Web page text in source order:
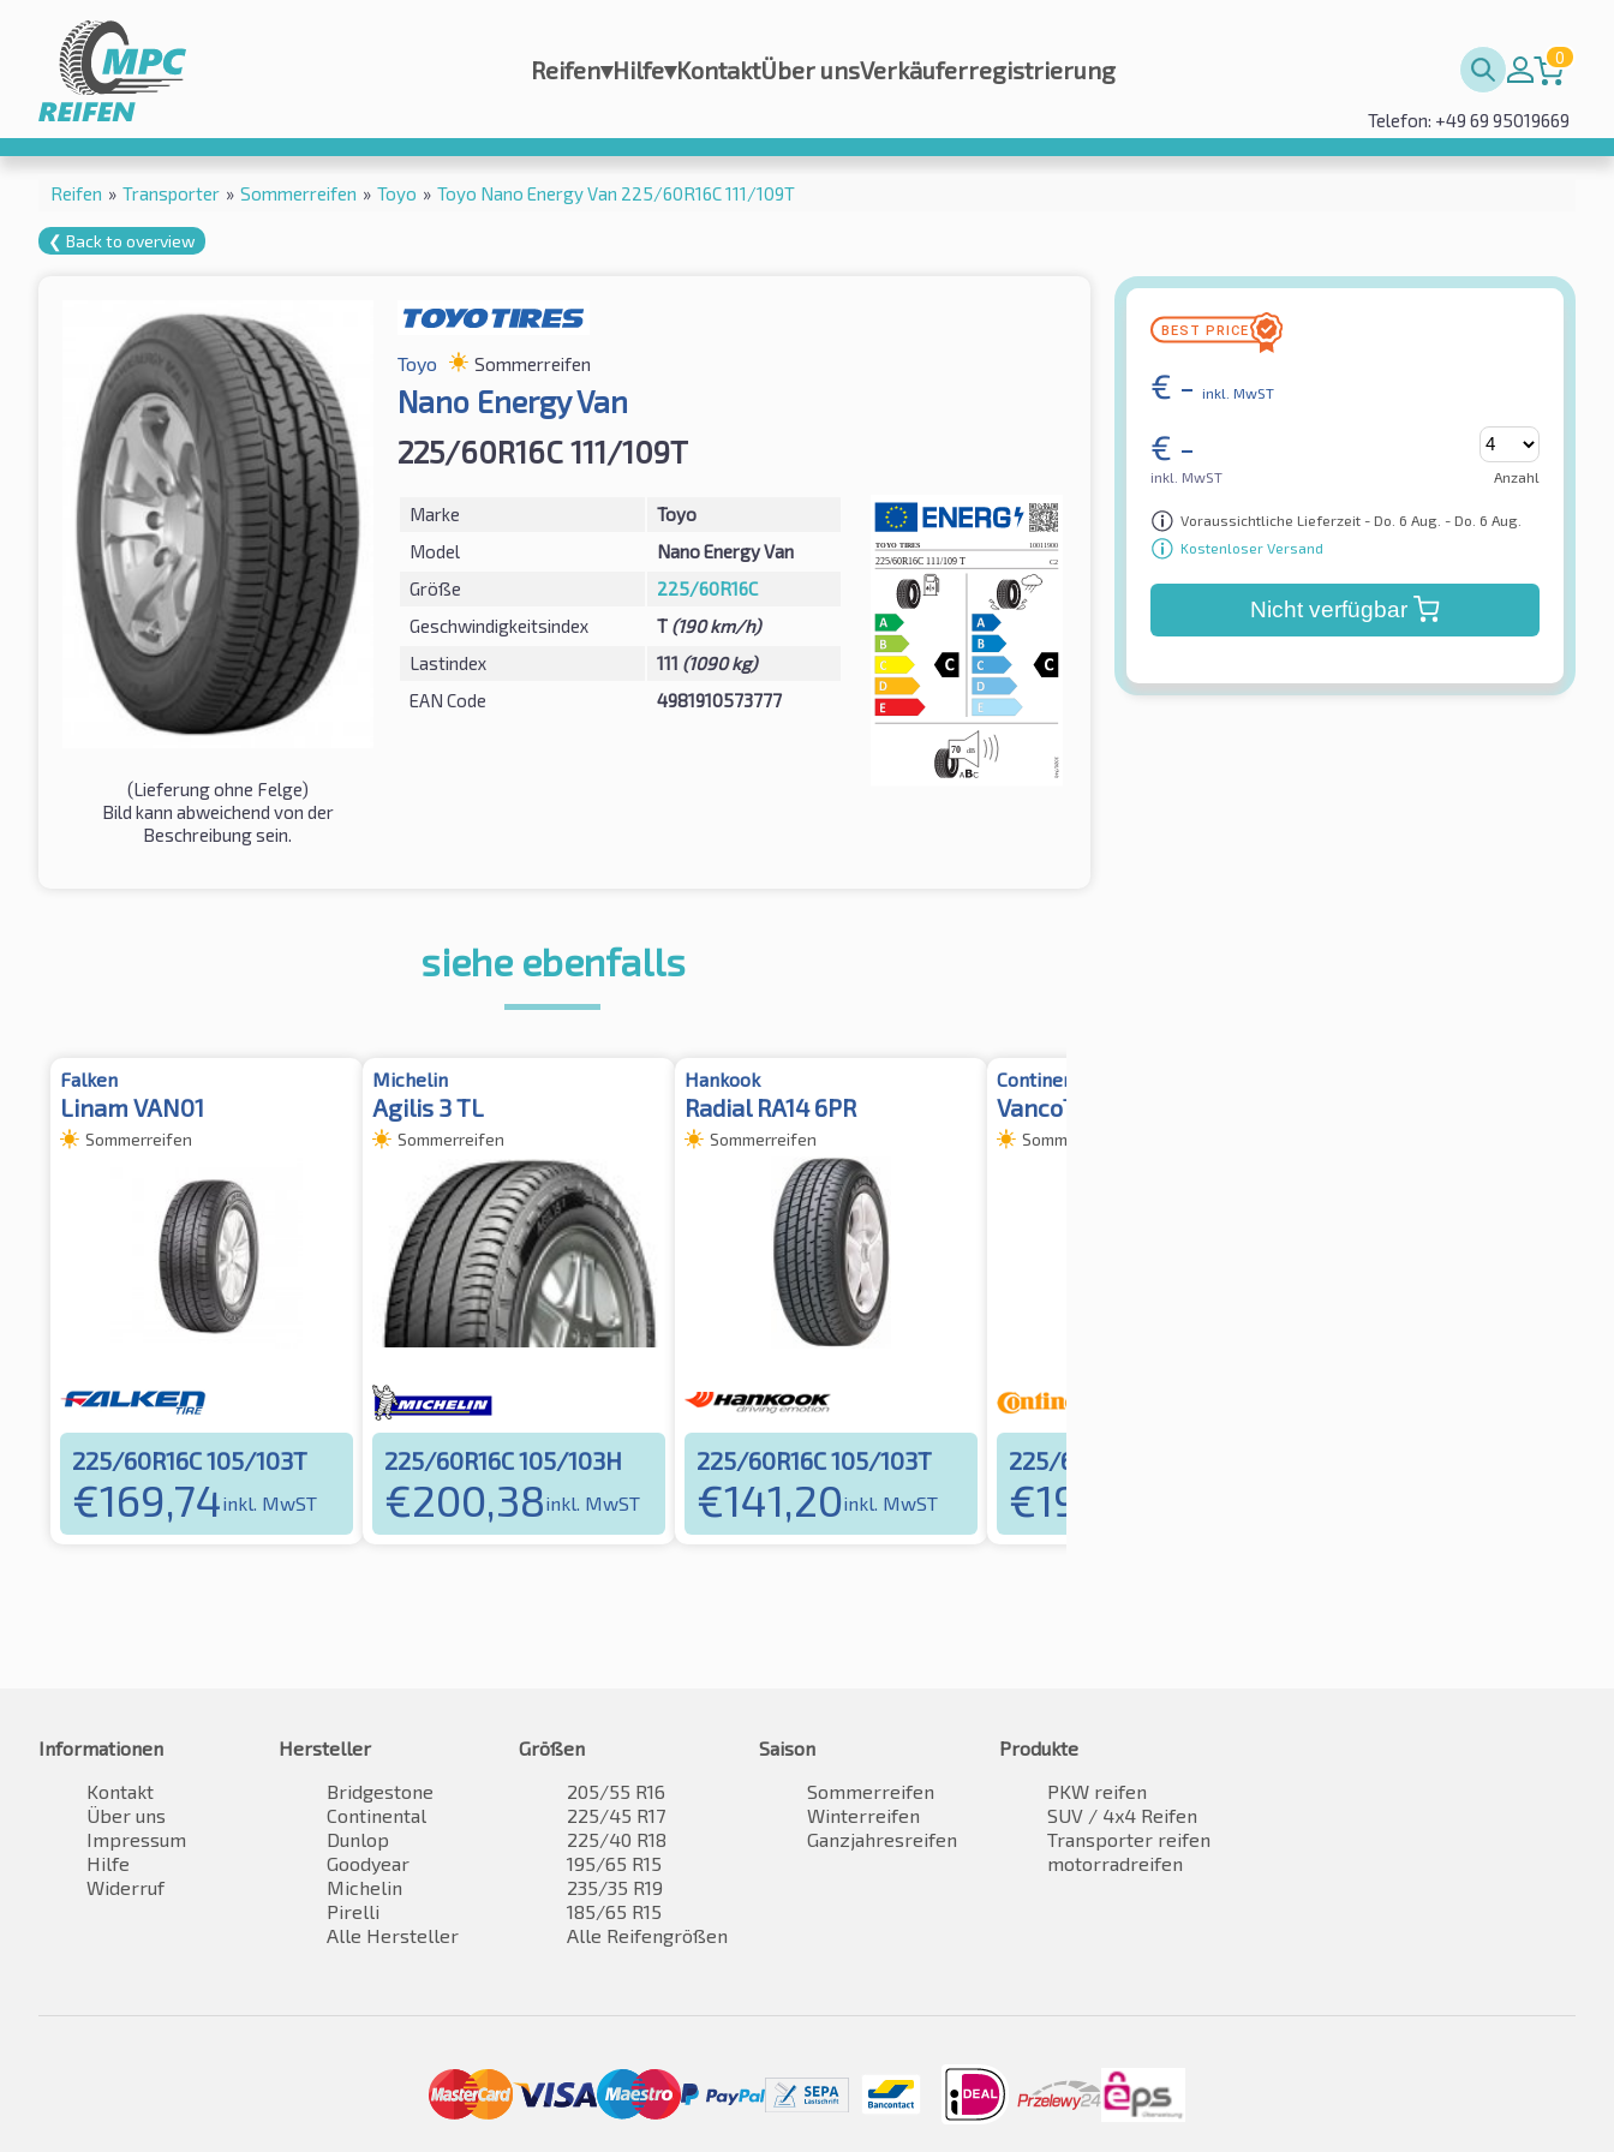
Reifen▾Hilfe▾KontaktÜber unsVerkäuferregistrierung 0
Telefon: +49 69 95019669
Reifen » Transporter » Sommerreifen » Toyo » Toyo Nano Energy Van 225/60R16C 111/109T
❮ Back to overview
(Lieferung ohne Felge)
Bild kann abweichend von der
Beschreibung sein.
Toyo Sommerreifen
Nano Energy Van
225/60R16C 111/109T
Marke
Toyo
Model
Nano Energy Van
Größe
225/60R16C
Geschwindigkeitsindex
T (190 km/h)
Lastindex
111 (1090 kg)
EAN Code
4981910573777
€ - inkl. MwST
€ -
inkl. MwST Anzahl
Voraussichtliche Lieferzeit - Do. 6 Aug. - Do. 6 Aug.
Kostenloser Versand
Nicht verfügbar
siehe ebenfalls
Falken
Linam VAN01
Sommerreifen
225/60R16C 105/103T
€169,74inkl. MwST
Michelin
Agilis 3 TL
Sommerreifen
225/60R16C 105/103H
€200,38inkl. MwST
Hankook
Radial RA14 6PR
Sommerreifen
225/60R16C 105/103T
€141,20inkl. MwST
Continental
Vanco™ Contact 2 6PR
Sommerreifen
225/60R16C 105/103H
€192,95
Informationen
Kontakt
Über uns
Impressum
Hilfe
Widerruf
Hersteller
Bridgestone
Continental
Dunlop
Goodyear
Michelin
Pirelli
Alle Hersteller
Größen
205/55 R16
225/45 R17
225/40 R18
195/65 R15
235/35 R19
185/65 R15
Alle Reifengrößen
Saison
Sommerreifen
Winterreifen
Ganzjahresreifen
Produkte
PKW reifen
SUV / 4x4 Reifen
Transporter reifen
motorradreifen